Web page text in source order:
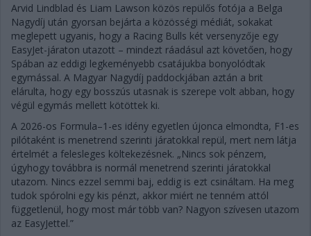
Arvid Lindblad és Liam Lawson közös repülős fotója a Belga
Nagydíj után gyorsan bejárta a közösségi médiát, sokakat
meglepett ugyanis, hogy a Racing Bulls két versenyzője egy
EasyJet-járaton utazott – mindezt ráadásul azt követően, hogy
Spában az eddigi legkeményebb csatájukba bonyolódtak
egymással. A Magyar Nagydíj paddockjában aztán a brit
elárulta, hogy egy bosszús utasnak is szerepe volt abban, hogy
végül egymás mellett kötöttek ki.
A 2026-os Formula–1-es idény egyetlen újonca elmondta, F1-es
pilótaként is menetrend szerinti járatokkal repül, mert nem látja
értelmét a felesleges költekezésnek. „Nincs sok pénzem,
úgyhogy továbbra is normál menetrend szerinti járatokkal
utazom. Nincs ezzel semmi baj, eddig is ezt csináltam. Ha meg
tudok spórolni egy kis pénzt, akkor miért ne tenném attól
függetlenül, hogy most már több van? Nagyon szívesen utazom
az EasyJettel.”